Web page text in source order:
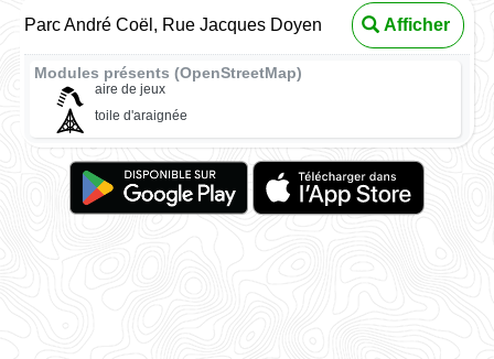
Parc André Coël, Rue Jacques Doyen Afficher
Modules présents (OpenStreetMap)
aire de jeux
toile d'araignée